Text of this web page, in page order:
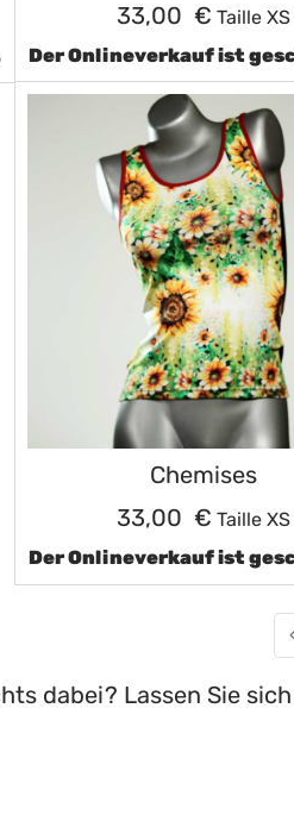
33,00 € Taille XS
Der Onlineverkauf ist
Chemises
33,00 € Taille XS
Der Onlineverkauf ist
dabei? Lassen Sie